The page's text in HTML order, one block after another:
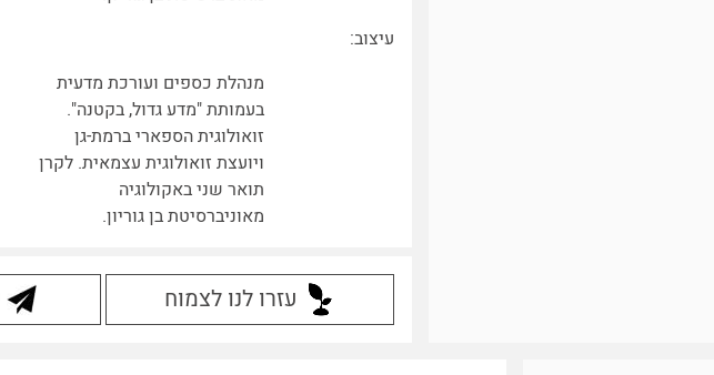
עיצוב:
מנהלת כספים ועורכת מדעית
בעמותת "מדע גדול, בקטנה".
זואולוגית הספארי ברמת-גן
ויועצת זואולוגית עצמאית. לקרן
תואר שני באקולוגיה
מאוניברסיטת בן גוריון.
עזרו לנו לצמוח